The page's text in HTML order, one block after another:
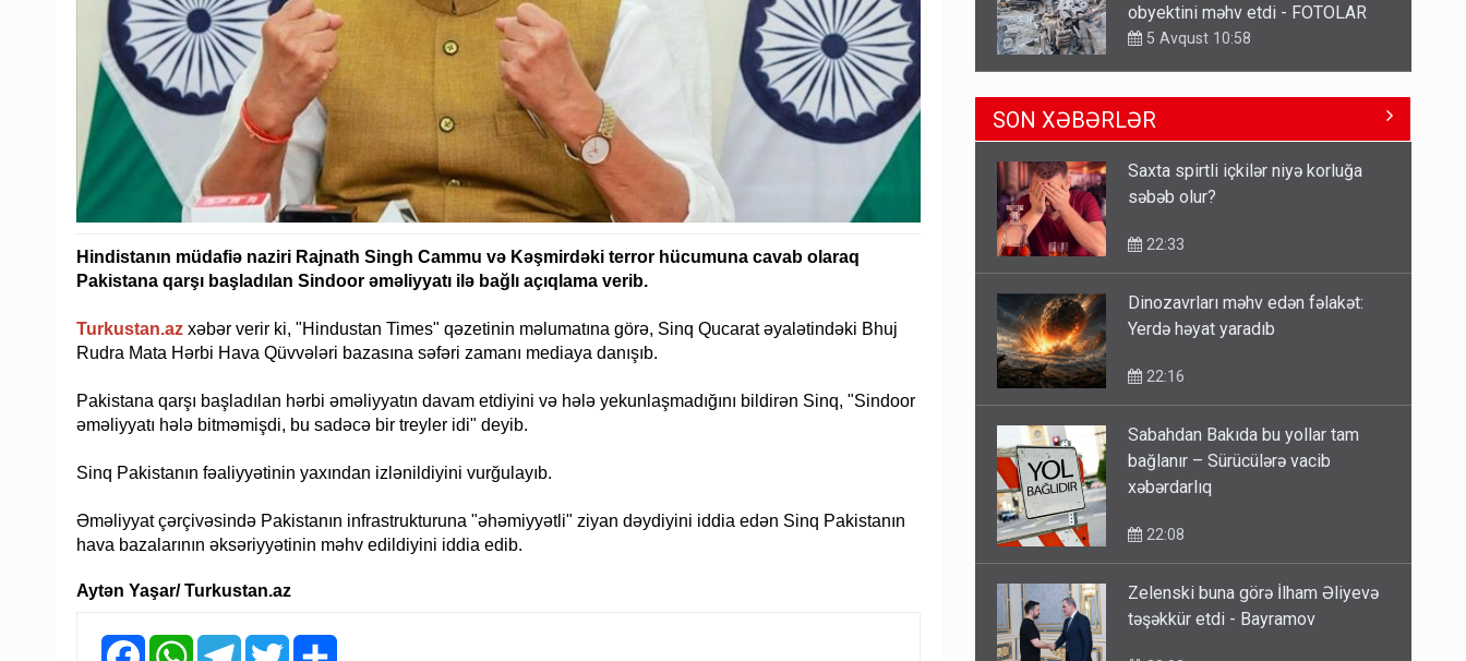
Hindistanın müdafiə naziri Rajnath Singh Cammu və Kəşmirdəki terror hücumuna cavab olaraq
Pakistana qarşı başladılan Sindoor əməliyyatı ilə bağlı açıqlama verib.
Turkustan.az xəbər verir ki, "Hindustan Times" qəzetinin məlumatına görə, Sinq Qucarat əyalətindəki Bhuj
Rudra Mata Hərbi Hava Qüvvələri bazasına səfəri zamanı mediaya danışıb.
Pakistana qarşı başladılan hərbi əməliyyatın davam etdiyini və hələ yekunlaşmadığını bildirən Sinq, "Sindoor
əməliyyatı hələ bitməmişdi, bu sadəcə bir treyler idi" deyib.
Sinq Pakistanın fəaliyyətinin yaxından izlənildiyini vurğulayıb.
Əməliyyat çərçivəsində Pakistanın infrastrukturuna "əhəmiyyətli" ziyan dəydiyini iddia edən Sinq Pakistanın
hava bazalarının əksəriyyətinin məhv edildiyini iddia edib.
Aytən Yaşar/ Turkustan.az
FacebookWhatsAppTelegramTwitter
İSTİLƏR BİTİR
4 Avqust 22:04
ŞOK! David Seliverstov ölkədən
qaçdı
gedə biləcəksiniz - SİYAHI
Ərdoğana sui-qəsd planının
5 Avqust 16:56
SON XƏBƏRLƏR
Saxta spirtli içkilər niyə korluğa
səbəb olur?
22:33
Dinozavrları məhv edən fəlakət:
Yerdə həyat yaradıb
22:16
Sabahdan Bakıda bu yollar tam
bağlanır – Sürücülərə vacib
xəbərdarlıq
22:08
Zelenski buna görə İlham Əliyevə
təşəkkür etdi - Bayramov